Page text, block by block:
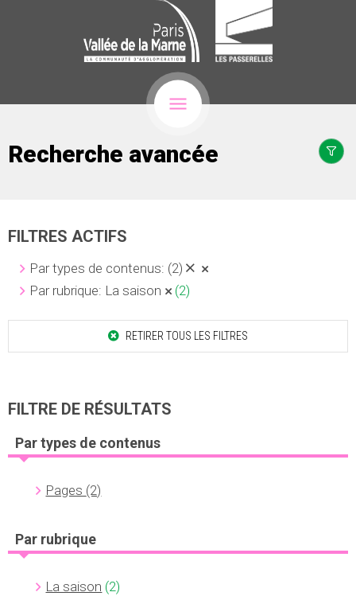
Recherche avancée
FILTRES ACTIFS
Par types de contenus: (2)
Par rubrique: La saison
(2)
RETIRER TOUS LES FILTRES
FILTRE DE RÉSULTATS
Par types de contenus
Pages (2)
Par rubrique
La saison (2)